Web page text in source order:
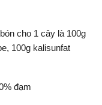
cho 1 cây là 100g
100g kalisunfat
đạm